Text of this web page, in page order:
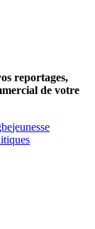
reportages,
de votre
jeunesse